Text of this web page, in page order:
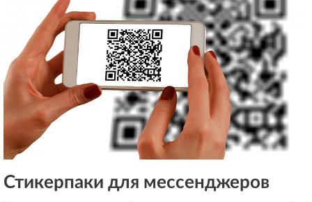
Стикерпаки для мессенджеров